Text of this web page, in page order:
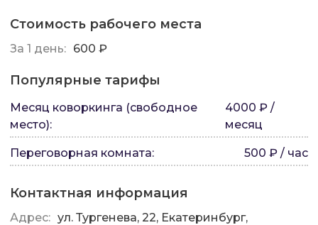
Стоимость рабочего места
За 1 день: 600 ₽
Популярные тарифы
Месяц коворкинга (свободное
место):
4000 ₽ /
месяц
Переговорная комната: 500 ₽ / час
Контактная информация
Адрес: ул. Тургенева, 22, Екатеринбург,